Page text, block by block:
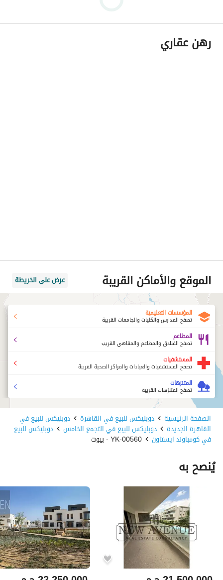
رهن عقاري
الموقع والأماكن القريبة عرض على الخريطة
المؤسسات التعليمية
تصفح المدارس والكليات والجامعات القريبة
المطاعم
تصفح الفنادق والمطاعم والمقاهي القريب
المستشفيات
تصفح المستشفيات والعيادات والمراكز الصحية القريبة
المتنزهات
تصفح المتنزهات القريبة
الصفحة الرئيسية دوبليكس للبيع في القاهرة دوبليكس للبيع في
القاهرة الجديدة دوبليكس للبيع في التجمع الخامس دوبليكس للبيع
في كومباوند ايستاون YK-00560 - بيوت
يُنصح به